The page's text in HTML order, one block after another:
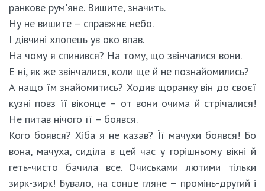
ранкове рум'яне. Вишите, значить.
Ну не вишите – справжнє небо.
І дівчині хлопець ув око впав.
На чому я спинився? На тому, що звінчалися вони.
Е ні, як же звінчалися, коли ще й не познайомились?
А нащо їм знайомитись? Ходив щоранку він до своєї
кузні повз її віконце – от вони очима й стрічалися!
Не питав нічого її – боявся.
Кого боявся? Хіба я не казав? Її мачухи боявся! Бо
вона, мачуха, сиділа в цей час у горішньому вікні й
геть-чисто бачила все. Очиськами лютими тільки
зирк-зирк! Бувало, на сонце гляне – промінь-другий і